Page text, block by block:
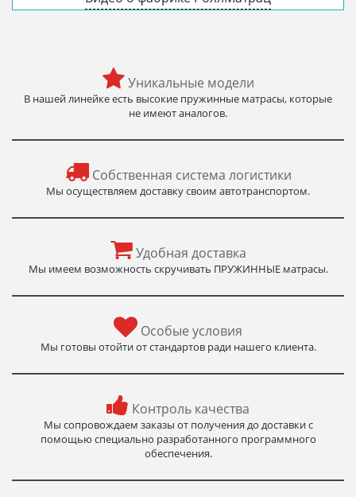
Уникальные модели
В нашей линейке есть высокие пружинные матрасы, которые
не имеют аналогов.
Собственная система логистики
Мы осуществляем доставку своим автотранспортом.
Удобная доставка
Мы имеем возможность скручивать ПРУЖИННЫЕ матрасы.
Особые условия
Мы готовы отойти от стандартов ради нашего клиента.
Контроль качества
Мы сопровождаем заказы от получения до доставки с
помощью специально разработанного программного
обеспечения.